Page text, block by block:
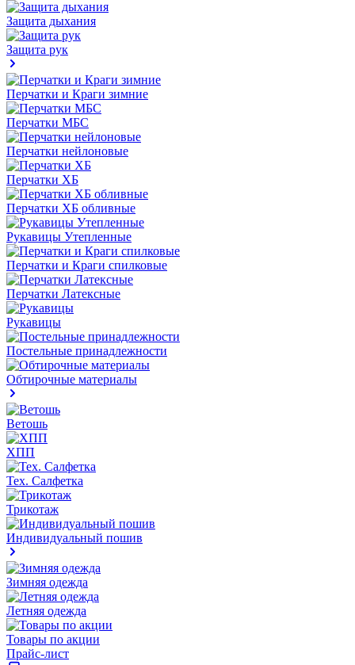
Защита дыхания
Защита рук
Перчатки и Краги зимние
Перчатки МБС
Перчатки нейлоновые
Перчатки ХБ
Перчатки ХБ обливные
Рукавицы Утепленные
Перчатки и Краги спилковые
Перчатки Латексные
Рукавицы
Постельные принадлежности
Обтирочные материалы
Ветошь
ХПП
Тех. Салфетка
Трикотаж
Индивидуальный пошив
Зимняя одежда
Летняя одежда
Товары по акции
Прайс-лист